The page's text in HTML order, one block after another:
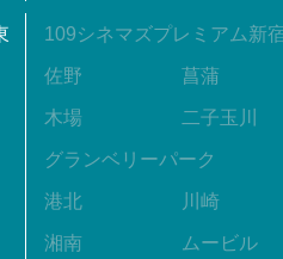
109シネマズプレミアム新
佐野 菖蒲
木場 二子玉川
グランベリーパーク
港北 川崎
湘南 ムービル